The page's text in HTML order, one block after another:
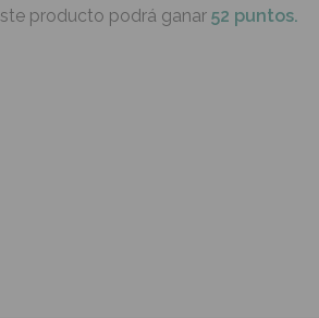
producto podrá ganar 52 puntos.